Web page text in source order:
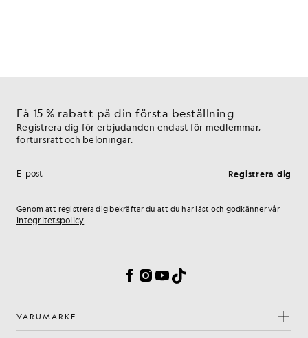
Få 15 % rabatt på din första beställning
Registrera dig för erbjudanden endast för medlemmar,
förtursrätt och belöningar.
E-postadress Registrera dig
Genom att registrera dig bekräftar du att du har läst och godkänner vår
integritetspolicy
Facebook
Instagram
YouTube
TikTok
VARUMÄRKE